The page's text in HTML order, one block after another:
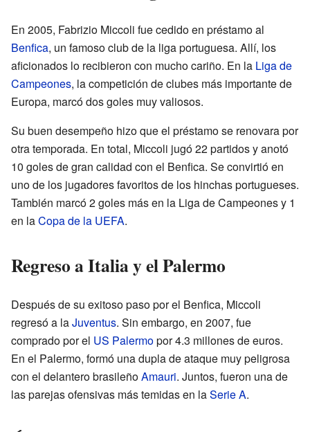
En 2005, Fabrizio Miccoli fue cedido en préstamo al
Benfica, un famoso club de la liga portuguesa. Allí, los
aficionados lo recibieron con mucho cariño. En la Liga de
Campeones, la competición de clubes más importante de
Europa, marcó dos goles muy valiosos.
Su buen desempeño hizo que el préstamo se renovara por
otra temporada. En total, Miccoli jugó 22 partidos y anotó
10 goles de gran calidad con el Benfica. Se convirtió en
uno de los jugadores favoritos de los hinchas portugueses.
También marcó 2 goles más en la Liga de Campeones y 1
en laCopa de la UEFA.
Regreso a Italia y el Palermo
Después de su exitoso paso por el Benfica, Miccoli
regresó a laJuventus. Sin embargo, en 2007, fue
comprado por el US Palermopor 4.3 millones de euros.
En el Palermo, formó una dupla de ataque muy peligrosa
con el delantero brasileñoAmauri. Juntos, fueron una de
las parejas ofensivas más temidas en laSerie A.